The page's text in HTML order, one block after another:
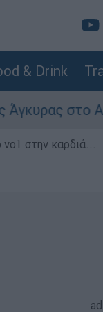
& Drink
Αιγαίο:
στην καρδιά...